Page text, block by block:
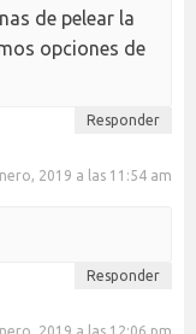
de pelear la
opciones de
Responder
2019 a las 11:54 am
Responder